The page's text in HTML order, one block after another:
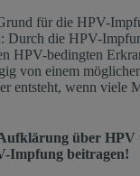
für die HPV-
Durch die HPV-
HPV-bedingten
von einem
entsteht, wenn viele
über HPV
Impfung beitragen!